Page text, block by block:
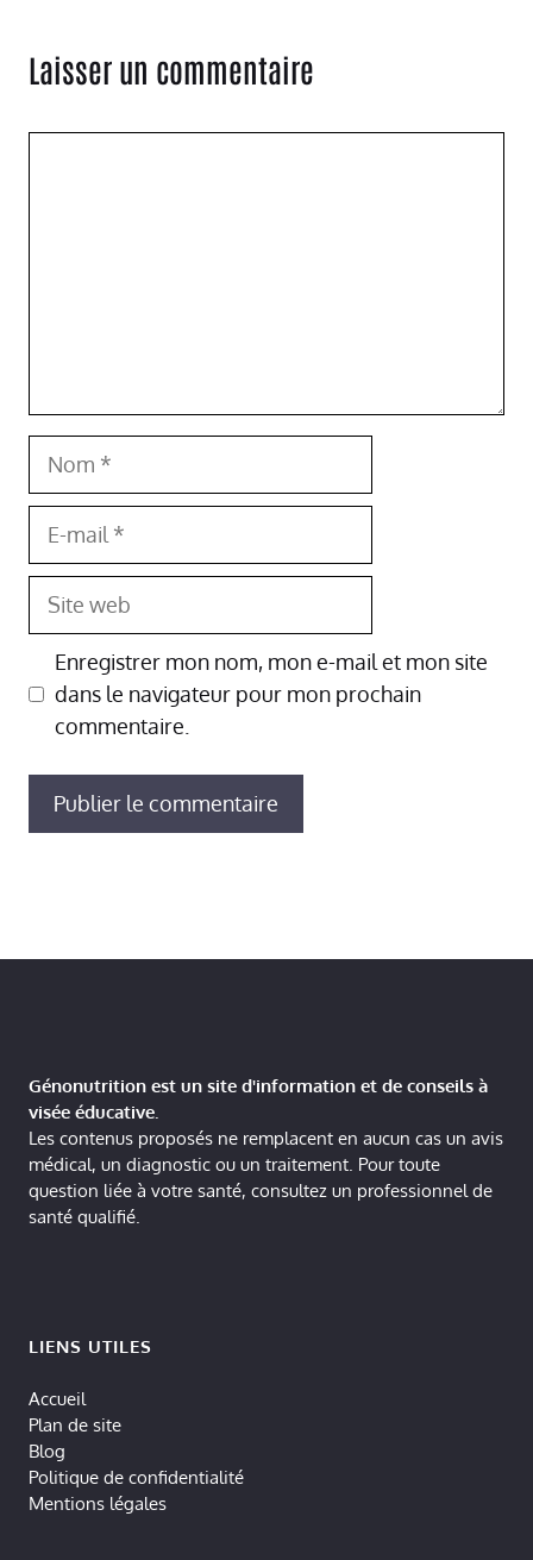
Laisser un commentaire
Site
Enregistrer mon nom, mon e-mail et mon site
dans le navigateur pour mon prochain
commentaire.
Génonutrition est un site d'information et de conseils à
visée éducative.
Les contenus proposés ne remplacent en aucun cas un avis
médical, un diagnostic ou un traitement. Pour toute
question liée à votre santé, consultez un professionnel de
santé qualifié.
LIENS UTILES
Accueil
Plan de site
Blog
Politique de confidentialité
Mentions légales